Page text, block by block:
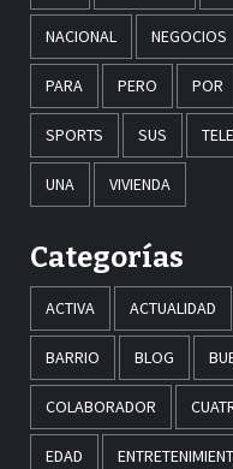
NACIONAL NEGOCIOS
PARA PERO POR
SPORTS SUS
UNA VIVIENDA
Categorías
ACTIVA ACTUALIDAD
BARRIO BLOG
COLABORADOR
EDAD